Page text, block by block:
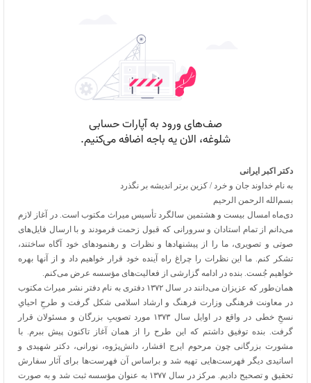
دکتر اکبر ایرانی
به نام خداوند جان و خرد / کزین برتر اندیشه بر نگذرد
بسم‌الله الرحمن الرحیم
دی‌ماه امسال بیست و هشتمین سالگرد تأسیس میراث مکتوب است. در آغاز لازم
می‌دانم از تمام استادان و سرورانی که قبول زحمت فرمودند و با ارسال فایل‌های
صوتی و تصویری، ما را از پیشنهادها و نظرات و رهنمودهای خود آگاه ساختند،
تشکر کنم. ما این نظرات را چراغ راه آینده خود قرار خواهیم داد و از آنها بهره
خواهیم جُست. بنده در ادامه گزارشی از فعالیت‌های مؤسسه عرض می‌کنم.
همان‌طور که عزیزان می‌دانند در سال ۱۳۷۲ دفتری به نام دفتر نشر میراث مکتوب
در معاونت فرهنگی وزارت فرهنگ و ارشاد اسلامی شکل گرفت و طرحِ احیایِ
نسخِ خطی در واقع در اوایل سال ۱۳۷۳ مورد تصویبِ بزرگان و مسئولان قرار
گرفت. بنده توفیق داشتم که این طرح را از همان آغاز تاکنون پیش ببرم. با
مشورت بزرگانی چون مرحوم ایرج افشار، دانش‌پژوه، نورانی، دکتر شهیدی و
اساتیدی دیگر فهرست‌هایی تهیه شد و براساس آن فهرست‌ها برای آثار سفارش
تحقیق و تصحیح دادیم. مرکز در سال ۱۳۷۷ به عنوان مؤسسه ثبت شد و به صورت